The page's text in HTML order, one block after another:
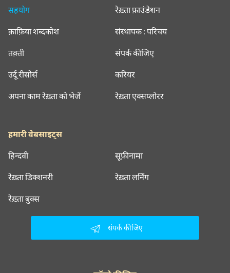
सहयोग
क़ाफ़िया शब्दकोश
तक़्ती
उर्दू रीसोर्स
अपना काम रेख़्ता को भेजें
रेख़्ता फ़ाउंडेशन
संस्थापक : परिचय
संपर्क कीजिए
करियर
रेख़्ता एक्सप्लोरर
हमारी वेबसाइट्स
हिन्दवी सूफ़ीनामा
रेख़्ता डिक्शनरी रेख़्ता लर्निंग
रेख़्ता बुक्स
संपर्क कीजिए